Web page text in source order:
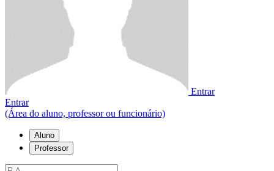
Entrar
Entrar
(Área do aluno, professor ou funcionário)
Aluno
Professor